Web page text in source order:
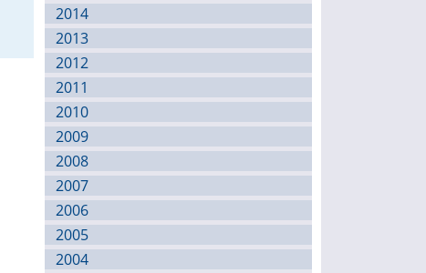
2014
2013
2012
2011
2010
2009
2008
2007
2006
2005
2004